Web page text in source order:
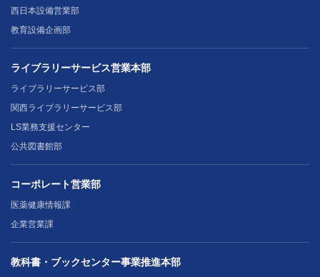
西日本設備営業部
教育設備企画部
ライブラリーサービス営業本部
ライブラリーサービス部
関西ライブラリーサービス部
LS業務支援センター
公共図書館部
コーポレート営業部
医薬健康情報課
企業営業課
教科書・ブックセンター事業推進本部